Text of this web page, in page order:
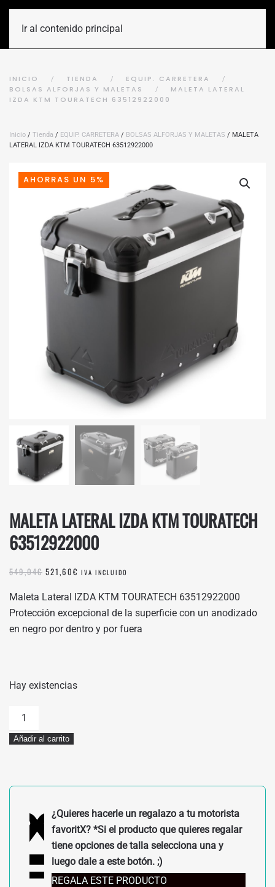
Ir al contenido principal
INICIO TIENDA
EQUIP. CARRETERA
BOLSAS ALFORJAS Y MALETAS
MALETA LATERAL
IZDA KTM TOURATECH 63512922000
Inicio / Tienda / EQUIP. CARRETERA / BOLSAS ALFORJAS Y MALETAS / MALETA
LATERAL IZDA KTM TOURATECH 63512922000
AHORRAS UN 5%
MALETA LATERAL IZDA KTM TOURATECH
63512922000
549,04€ EL
ORIGINAL
ERA:
549,04€.
521,60€ EL
ACTUAL
ES:
521,60€.
IVA INCLUIDO
Maleta Lateral IZDA KTM TOURATECH 63512922000
Protección excepcional de la superficie con un anodizado
en negro por dentro y por fuera
Hay existencias
MALETA
LATERAL
IZDA
63512922000
Añadir al carrito
¿Quieres hacerle un regalazo a tu motorista
favoritX? *Si el producto que quieres regalar
tiene opciones de talla selecciona una y
luego dale a este botón. ;)
REGALA ESTE PRODUCTO